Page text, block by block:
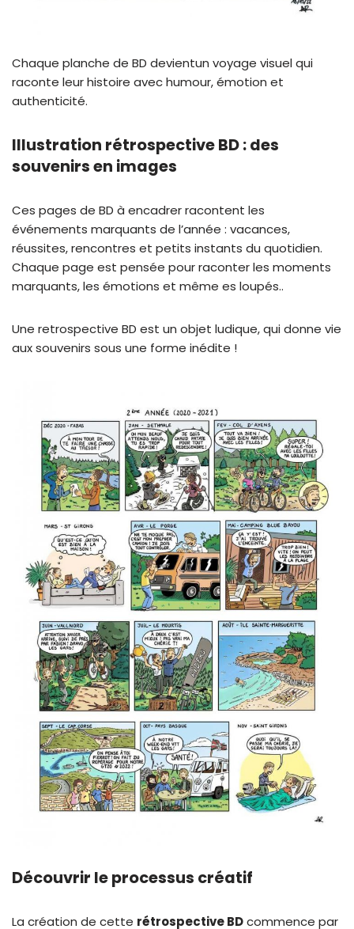
Chaque planche de BD devientun voyage visuel qui
raconte leur histoire avec humour, émotion et
authenticité.
Illustration rétrospective BD : des
souvenirs en images
Ces pages de BD à encadrer racontent les
événements marquants de l’année : vacances,
réussites, rencontres et petits instants du quotidien.
Chaque page est pensée pour raconter les moments
marquants, les émotions et même es loupés..
Une retrospective BD est un objet ludique, qui donne vie
aux souvenirs sous une forme inédite !
Découvrir le processus créatif
La création de cette rétrospective BDcommence par